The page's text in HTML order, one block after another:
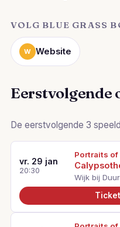
VOLG BLUE GRASS
W Website
Eerstvolgende
De eerstvolgende 3
vr. 29 jan
20:30
Portraits of
Wijk bij